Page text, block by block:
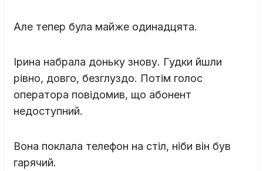
Але тепер була майже одинадцята.
Ірина набрала доньку знову. Гудки йшли
рівно, довго, безглуздо. Потім голос
оператора повідомив, що абонент
недоступний.
Вона поклала телефон на стіл, ніби він був
гарячий.